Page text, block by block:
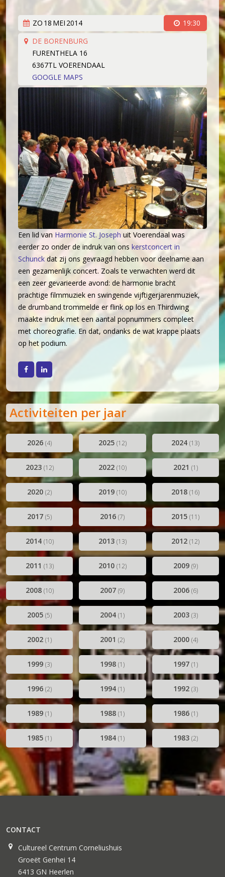
Begeleidingsband
Bestuur
Lid worden
Boekingen
Geschiedenis
Een 'echt' koor (1983)
Werken aan kwaliteit (1994)
Wereldlijke optredens (2003)
Thirdwing 25 jaar jong (2006)
Verhuizing (2007)
Dirigentenwisseling en druk jaar (2009-2010)
30 jaar en springlevend (2011-2012)
'Popkoor' Thirdwing (2013)
Dubbele dirigentenwissel (2015-2016)
De concertcommissie (2017-2018)
Musical Sing-Along en Corona (2019-2021)
Stabiliteit (2022-2024)
Sponsorkliks
ZO 18 MEI 2014
19:30
DE BORENBURG
FURENTHELA 16
6367TL VOERENDAAL
GOOGLE MAPS
Een lid van Harmonie St. Joseph uit Voerendaal was
eerder zo onder de indruk van ons kerstconcert in
Schunck dat zij ons gevraagd hebben voor deelname aan
een gezamenlijk concert. Zoals te verwachten werd dit
een zeer gevarieerde avond: de harmonie bracht
prachtige filmmuziek en swingende vijftigerjarenmuziek,
de drumband trommelde er flink op los en Thirdwing
maakte indruk met een aantal popnummers compleet
met choreografie. En dat, ondanks de wat krappe plaats
op het podium.
FacebookLinkedIn
Activiteiten per jaar
2026(4) 2025 (12) 2024(13)
2023 (12) 2022 (10) 2021 (1)
2020(2) 2019 (10) 2018(16)
2017(5) 2016(7) 2015(11)
2014 (10) 2013 (13) 2012(12)
2011 (13) 2010 (12) 2009 (9)
2008 (10) 2007(9) 2006 (6)
2005(5) 2004(1) 2003 (3)
2002(1) 2001(2) 2000 (4)
1999(3) 1998(1) 1997 (1)
1996(2) 1994(1) 1992 (3)
1989(1) 1988(1) 1986 (1)
1985(1) 1984(1) 1983 (2)
CONTACT
Cultureel Centrum Corneliushuis
Groeët Genhei 14
6413 GN Heerlen